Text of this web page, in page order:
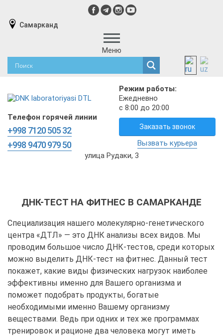
Самарканд
Меню
Режим работы:
Ежедневно
с 8:00 до 20:00
Телефон горячей линии
+998 7120 505 32
+998 9470 979 50
Заказать звонок
Вызвать курьера
улица Рудаки, 3
ДНК-ТЕСТ НА ФИТНЕС В САМАРКАНДЕ
Специализация нашего молекулярно-генетического
центра «ДТЛ» — это ДНК анализы всех видов. Мы
проводим большое число ДНК-тестов, среди которых
можно выделить ДНК-тест на фитнес. Данный тест
покажет, какие виды физических нагрузок наиболее
эффективны именно для Вашего организма и
поможет подобрать продукты, богатые
необходимыми именно Вашему организму
веществами. Ведь при одних и тех же программах
тренировок и рационе два человека могут иметь